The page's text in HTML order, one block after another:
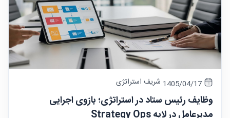
شریف استراتژی
وظایف رئیس ستاد در استراتژی؛ بازوی اجرایی
مدیرعامل در لایه Strategy Ops